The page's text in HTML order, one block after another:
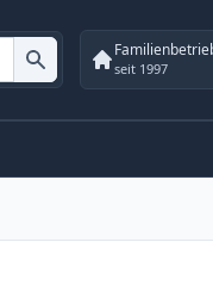
seit 1997